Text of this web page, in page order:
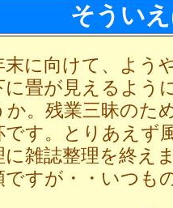
そうい
に向けて、よう
に畳が見えるよう
か。残業三昧のた
です。とりあえず
に雑誌整理を終え
ですが・・いつも